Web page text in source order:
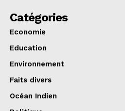
Catégories
Economie
Education
Environnement
Faits divers
Océan Indien